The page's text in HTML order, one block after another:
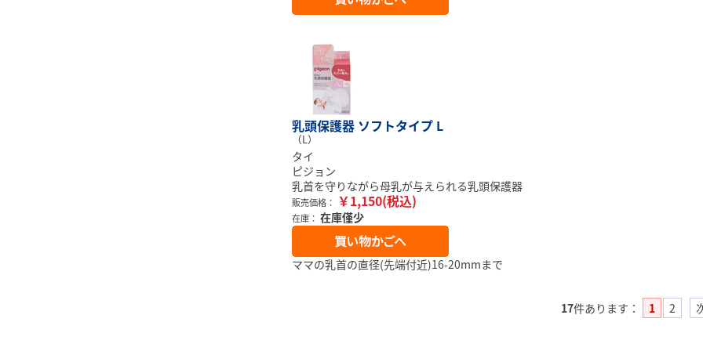
乳頭保護器 ソフトタイプ L
（L）
タイ
ピジョン
乳首を守りながら母乳が与えられる乳頭保護器
販売価格： ￥1,150(税込)
在庫： 在庫僅少
ママの乳首の直径(先端付近)16-20mmまで
17件あります ： 1 2